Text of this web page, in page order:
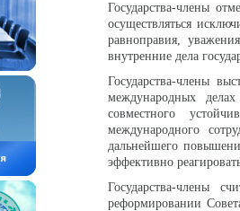
Государства-члены
осуществляться
равноправия,
внутренние дела
Государства-члены
международных
совместного
международного
дальнейшего
эффективно
Государства-члены
реформировании